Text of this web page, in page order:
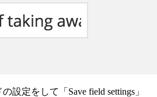
設定をして「Save field settings」